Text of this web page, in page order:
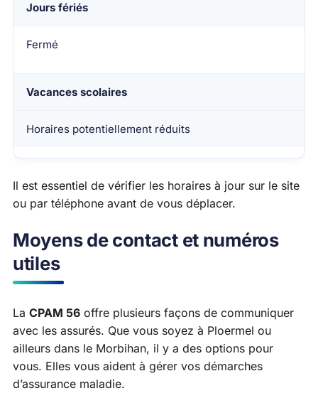
Jours fériés
Fermé
Vacances scolaires
Horaires potentiellement réduits
Il est essentiel de vérifier les horaires à jour sur le site
ou par téléphone avant de vous déplacer.
Moyens de contact et numéros
utiles
La CPAM 56 offre plusieurs façons de communiquer
avec les assurés. Que vous soyez à Ploermel ou
ailleurs dans le Morbihan, il y a des options pour
vous. Elles vous aident à gérer vos démarches
d’assurance maladie.